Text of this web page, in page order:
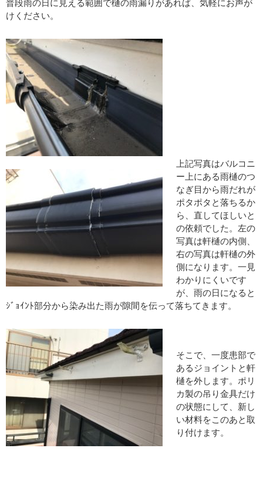
普段雨の日に見える範囲で樋の雨漏りがあれば、気軽にお声が
けください。
上記写真はバルコニ
ー上にある雨樋のつ
なぎ目から雨だれが
ポタポタと落ちるか
ら、直してほしいと
の依頼でした。左の
写真は軒樋の内側、
右の写真は軒樋の外
側になります。一見
わかりにくいです
が、雨の日になると
ｼﾞｮｲﾝﾄ部分から染み出た雨が隙間を伝って落ちてきます。
そこで、一度患部で
あるジョイントと軒
樋を外します。ポリ
カ製の吊り金具だけ
の状態にして、新し
い材料をこのあと取
り付けます。